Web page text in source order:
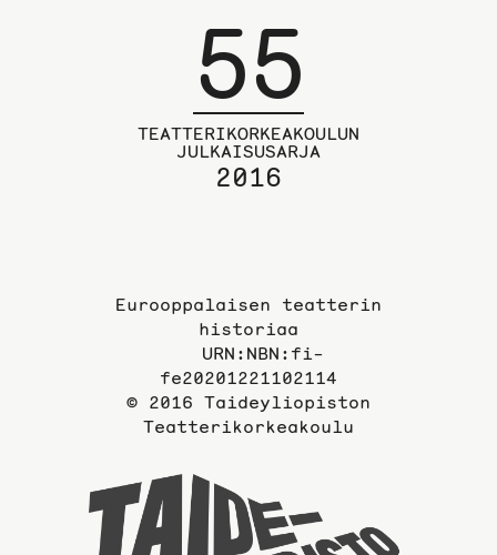
55
TEATTERIKORKEAKOULUN
JULKAISUSARJA
2016
Eurooppalaisen teatterin
historiaa
URN:NBN:fi-
fe20201221102114
© 2016 Taideyliopiston
Teatterikorkeakoulu